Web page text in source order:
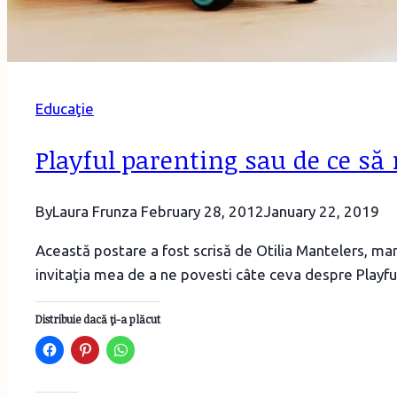
Educaţie
Playful parenting sau de ce
ByLaura Frunza February 28, 2012 January 22, 2019
Această postare a fost scrisă de Otilia Mantelers,
invitaţia mea de a ne povesti câte ceva despre
Distribuie dacă ţi-a plăcut